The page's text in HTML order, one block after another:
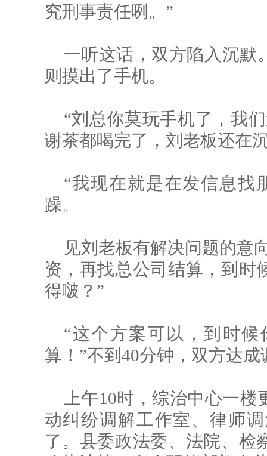
究刑事责任咧。”
一听这话，双方陷入沉默
则摸出了手机。
“刘总你莫玩手机了，我
谢茶都喝完了，刘老板还在
“我现在就是在发信息找
躁。
见刘老板有解决问题的意
资，再找总公司结算，到时
得啵？”
“这个方案可以，到时
算！”不到40分钟，双方达成
上午10时，综治中心一
动纠纷调解工作室、律师
了。县委政法委、法院、检